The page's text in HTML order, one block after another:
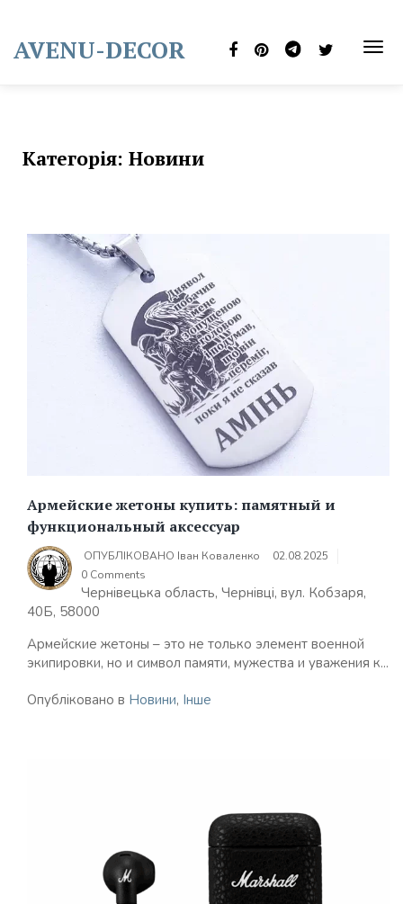
content
AVENU-DECOR
Категорія: Новини
Армейские жетоны купить: памятный и
функциональный аксессуар
ОПУБЛІКОВАНО Іван Коваленко
02.08.2025
0 Comments
Чернівецька область, Чернівці, вул. Кобзаря,
40Б, 58000
Армейские жетоны – это не только элемент военной
экипировки, но и символ памяти, мужества и уважения к...
Опубліковано в Новини, Інше